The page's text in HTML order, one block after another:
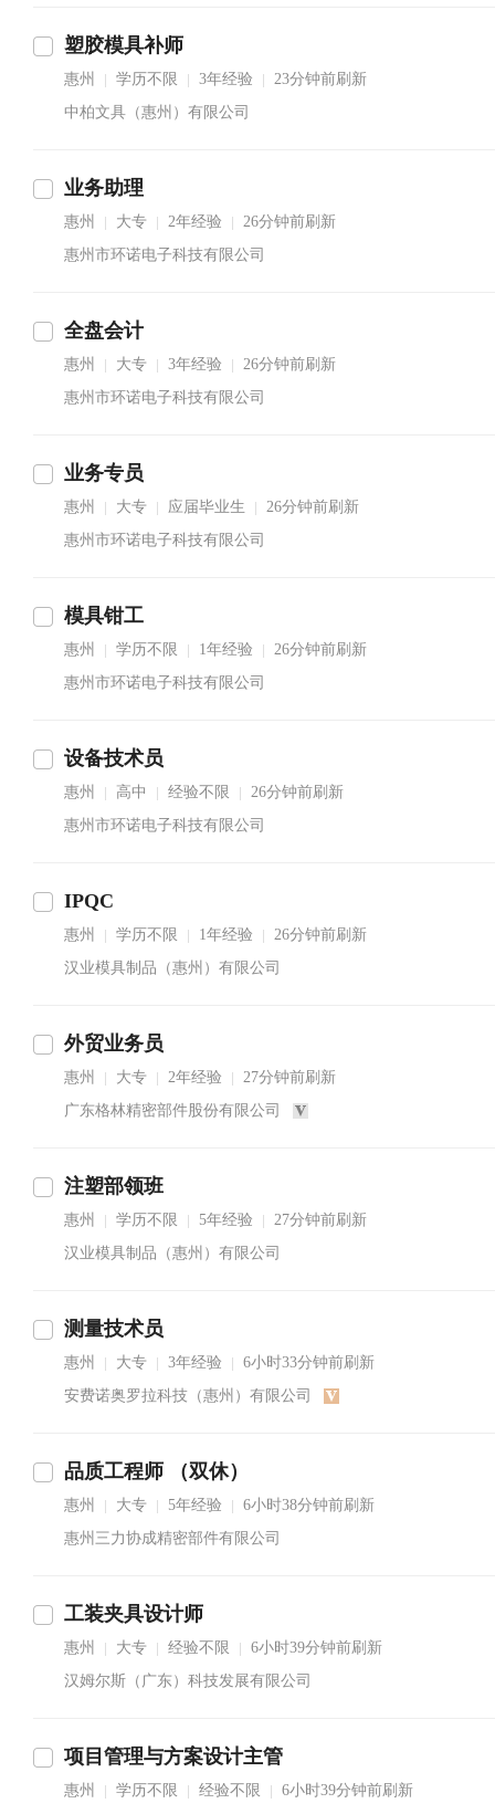
塑胶模具补师
惠州 学历不限 3年经验
23分钟前刷新
中柏文具（惠州）有限公司
业务助理
惠州 大专 2年经验
26分钟前刷新
惠州市环诺电子科技有限公司
全盘会计
惠州 大专 3年经验
26分钟前刷新
惠州市环诺电子科技有限公司
业务专员
惠州 大专 应届毕业生
26分钟前刷新
惠州市环诺电子科技有限公司
模具钳工
惠州 学历不限 1年经验
26分钟前刷新
惠州市环诺电子科技有限公司
设备技术员
惠州 高中 经验不限
26分钟前刷新
惠州市环诺电子科技有限公司
IPQC
惠州 学历不限 1年经验
26分钟前刷新
汉业模具制品（惠州）有限公司
外贸业务员
惠州 大专 2年经验
27分钟前刷新
广东格林精密部件股份有限公司
注塑部领班
惠州 学历不限 5年经验
27分钟前刷新
汉业模具制品（惠州）有限公司
测量技术员
惠州 大专 3年经验
6小时33分钟前刷新
安费诺奥罗拉科技（惠州）有限公司
品质工程师 （双休）
惠州 大专 5年经验
6小时38分钟前刷新
惠州三力协成精密部件有限公司
工装夹具设计师
惠州 大专 经验不限
6小时39分钟前刷新
汉姆尔斯（广东）科技发展有限公司
项目管理与方案设计主管
惠州 学历不限 经验不限
6小时39分钟前刷新